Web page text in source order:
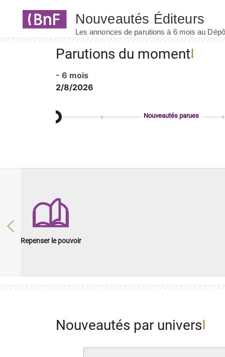
Parutions du moment
- 6 mois
2/8/2026
Nouveautés parues
Repenser le pouvoir
Previous
Nouveautés par univers